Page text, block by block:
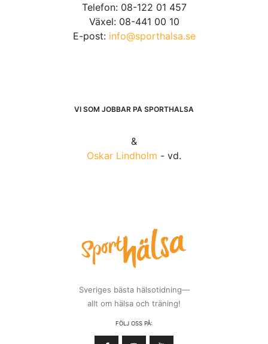
Telefon: 08-122 01 457
Växel: 08-441 00 10
E-post: info@sporthalsa.se
VI SOM JOBBAR PÅ SPORTHÄLSA
&
Oskar Lindholm - vd.
Sveriges bästa hälsotidning—
allt om hälsa och träning!
FÖLJ OSS PÅ: